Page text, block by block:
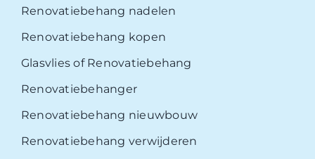
Renovatiebehang nadelen
Renovatiebehang kopen
Glasvlies of Renovatiebehang
Renovatiebehanger
Renovatiebehang nieuwbouw
Renovatiebehang verwijderen